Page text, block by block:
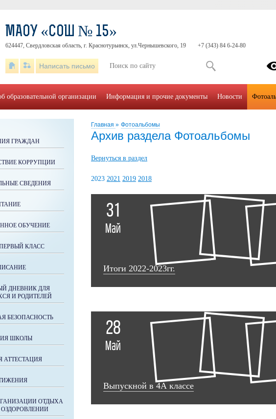
Главная » Фотоальбомы
Архив раздела Фотоальбомы
Вернуться в раздел
2023 2021 2019 2018
31
Май
Итоги 2022-2023гг.
28
Май
Выпускной в 4А классе
ГРАЖДАН
КОРРУПЦИИ
СВЕДЕНИЯ
ОБУЧЕНИЕ
КЛАСС
ДНЕВНИК ДЛЯ
И РОДИТЕЛЕЙ
БЕЗОПАСНОСТЬ
ШКОЛЫ
АТТЕСТАЦИЯ
ОТДЫХА
МАОУ «СОШ № 15»
624447, Свердловская область, г. Краснотурьинск, ул.Чернышевского, 19 +7 (343) 84 6-24-80
Написать письмо
образовательной организации Информация и прочие документы Новости